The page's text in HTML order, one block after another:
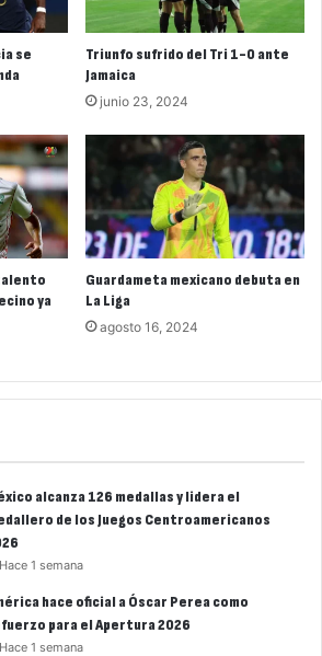
se
Triunfo sufrido del Tri 1-0 ante
Jamaica
junio 23, 2024
ya
Guardameta mexicano debuta en
La Liga
agosto 16, 2024
alcanza 126 medallas y lidera el
de los Juegos Centroamericanos
Hace 1 semana
hace oficial a Óscar Perea como
para el Apertura 2026
Hace 1 semana